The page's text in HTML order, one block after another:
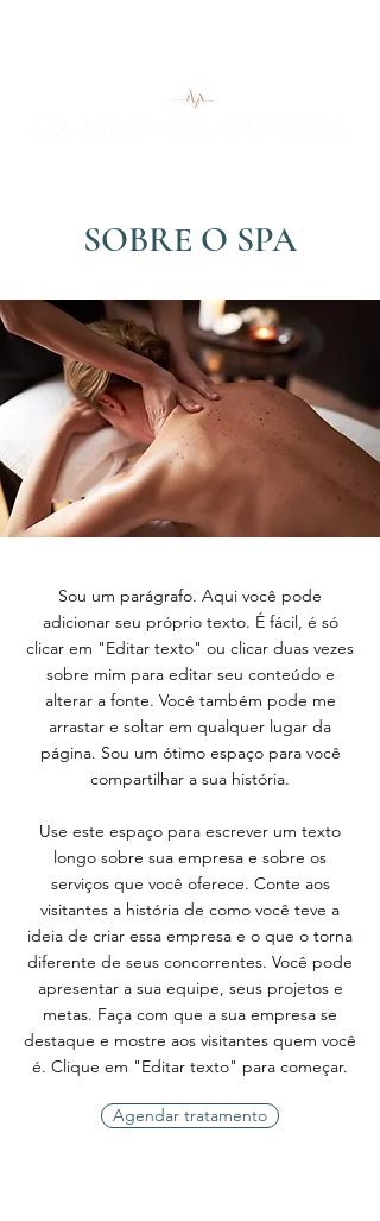
SOBRE O SPA
Sou um parágrafo. Aqui você pode
adicionar seu próprio texto. É fácil, é só
clicar em "Editar texto" ou clicar duas vezes
sobre mim para editar seu conteúdo e
alterar a fonte. Você também pode me
arrastar e soltar em qualquer lugar da
página. Sou um ótimo espaço para você
compartilhar a sua história.
Use este espaço para escrever um texto
longo sobre sua empresa e sobre os
serviços que você oferece. Conte aos
visitantes a história de como você teve a
ideia de criar essa empresa e o que o torna
diferente de seus concorrentes. Você pode
apresentar a sua equipe, seus projetos e
metas. Faça com que a sua empresa se
destaque e mostre aos visitantes quem você
é. Clique em "Editar texto" para começar.
Agendar tratamento